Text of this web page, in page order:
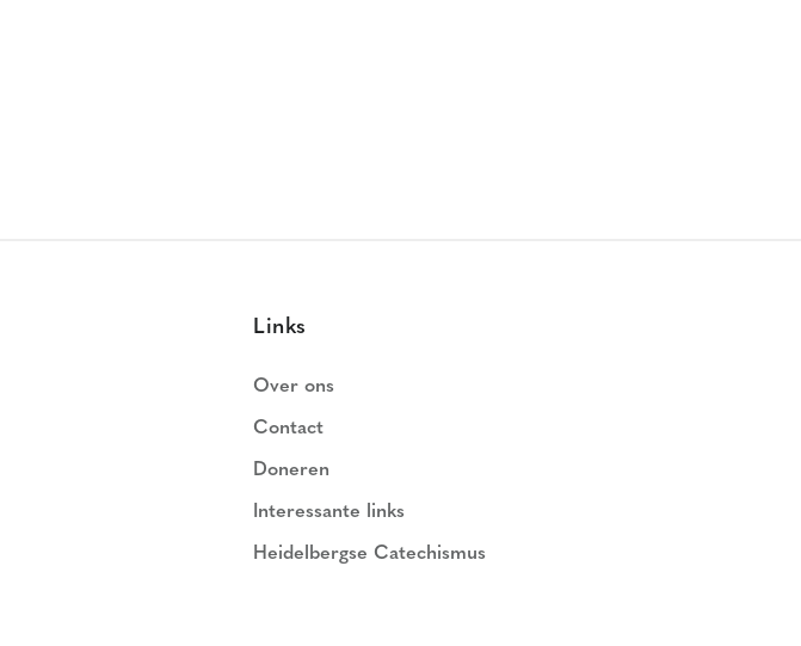
Links
Over ons
Contact
Doneren
Interessante links
Heidelbergse Catechismus